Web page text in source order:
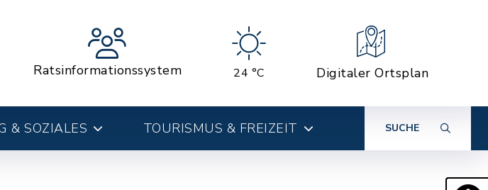
Ratsinformationssystem 24 °C Digitaler Ortsplan
& SOZIALES TOURISMUS & FREIZEIT SUCHE